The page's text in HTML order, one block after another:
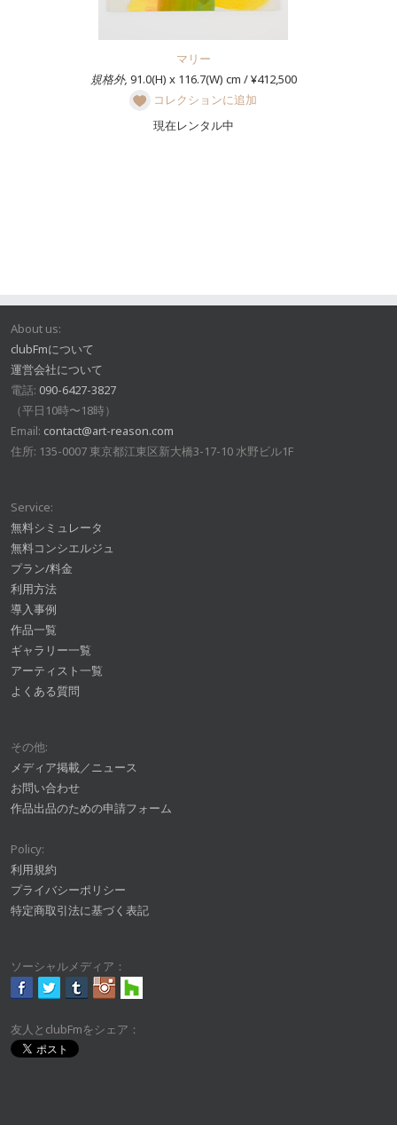
マリー
規格外, 91.0(H) x 116.7(W) cm / ¥412,500
コレクションに追加
現在レンタル中
About us:
clubFmについて
運営会社について
電話: 090-6427-3827
（平日10時〜18時）
Email: contact@art-reason.com
住所: 135-0007 東京都江東区新大橋3-17-10 水野ビル1F
Service:
無料シミュレータ
無料コンシエルジュ
プラン/料金
利用方法
導入事例
作品一覧
ギャラリー一覧
アーティスト一覧
よくある質問
その他:
メディア掲載／ニュース
お問い合わせ
作品出品のための申請フォーム
Policy:
利用規約
プライバシーポリシー
特定商取引法に基づく表記
ソーシャルメディア：
友人とclubFmをシェア：